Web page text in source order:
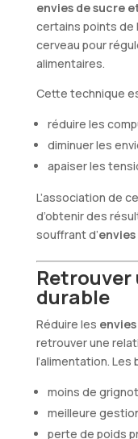
envies de sucre
certains points de
cerveau pour
alimentaires.
Cette technique
réduire les
diminuer les
apaiser les
L’association de
d’obtenir des
souffrant d’
durable
Réduire les
retrouver une
l’alimentation.
moins de
meilleure
perte de poids